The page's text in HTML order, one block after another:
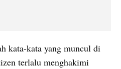
kata-kata yang muncul di
terlalu menghakimi